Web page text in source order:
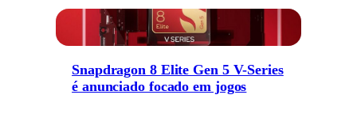
Snapdragon 8 Elite Gen 5 V-Series
é anunciado focado em jogos